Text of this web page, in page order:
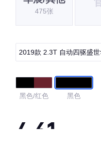
475张
2019款 2.3T 自动四驱盛世
黑色/红色 黑色
4.61